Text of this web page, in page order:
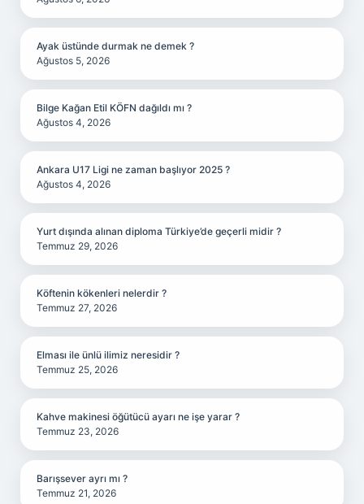
Ayak üstünde durmak ne demek ?
Ağustos 5, 2026
Bilge Kağan Etil KÖFN dağıldı mı ?
Ağustos 4, 2026
Ankara U17 Ligi ne zaman başlıyor 2025 ?
Ağustos 4, 2026
Yurt dışında alınan diploma Türkiye’de geçerli midir ?
Temmuz 29, 2026
Köftenin kökenleri nelerdir ?
Temmuz 27, 2026
Elması ile ünlü ilimiz neresidir ?
Temmuz 25, 2026
Kahve makinesi öğütücü ayarı ne işe yarar ?
Temmuz 23, 2026
Barışsever ayrı mı ?
Temmuz 21, 2026